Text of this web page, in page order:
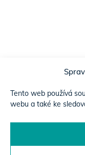
Tento web používá
webu a také ke